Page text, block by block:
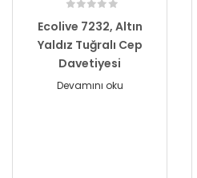
Ecolive 7232, Altın
Yaldız Tuğralı Cep
Davetiyesi
Devamını oku